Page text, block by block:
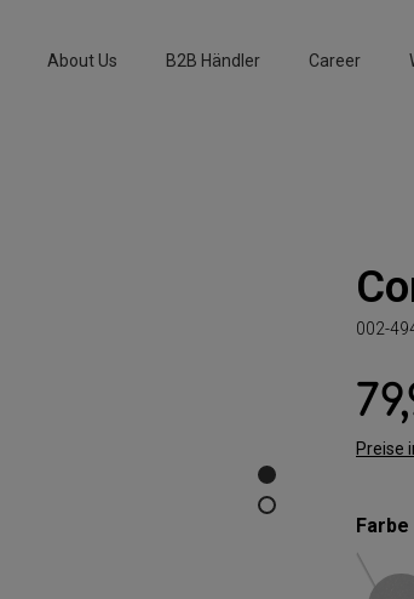
About Us B2B Händler Career
002-
Preise
Farbe